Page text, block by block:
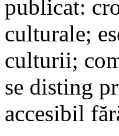
publicat:
culturale;
culturii;
se disting
accesibil